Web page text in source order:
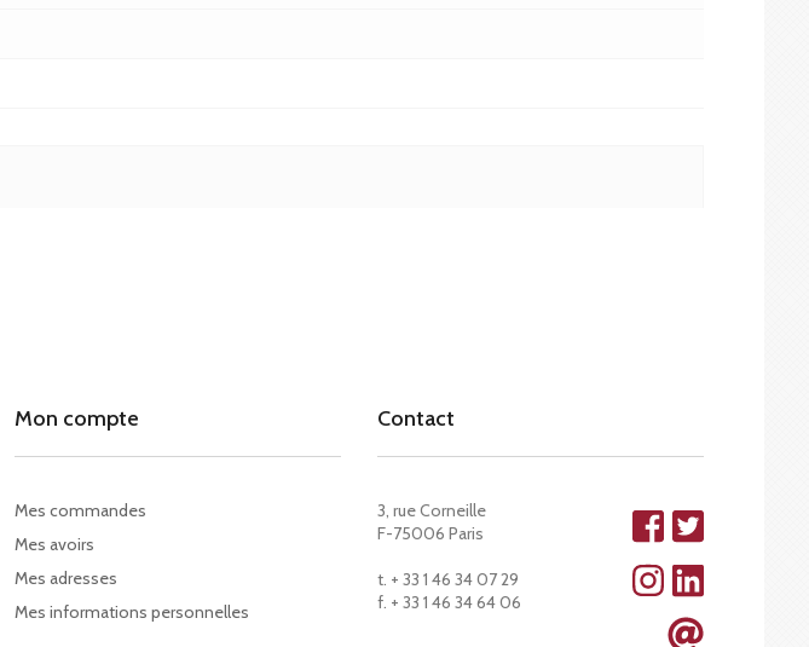
Mon compte
Mes commandes
Mes avoirs
Mes adresses
Mes informations personnelles
Contact
3, rue Corneille
F-75006 Paris
t. + 33 1 46 34 07 29
f. + 33 1 46 34 64 06